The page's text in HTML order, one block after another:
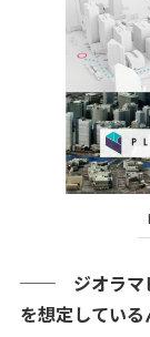
── ジオラマビ
を想定している